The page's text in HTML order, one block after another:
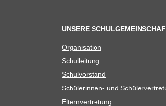
UNSERE
Orga­ni­sa­tion
Schul­lei­tung
Schul­vor­stand
Schü­le­rin­nen- und
Eltern­ver­tre­tung